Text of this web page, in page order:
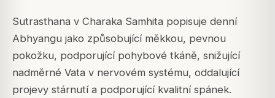
Sutrasthana v Charaka Samhita popisuje denní
Abhyangu jako způsobující měkkou, pevnou
pokožku, podporující pohybové tkáně, snižující
nadměrné Vata v nervovém systému, oddalující
projevy stárnutí a podporující kvalitní spánek.